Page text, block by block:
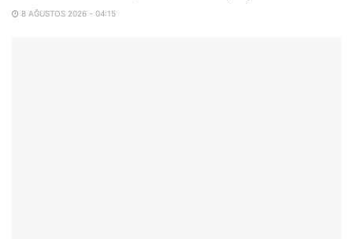
8 AĞUSTOS 2026 - 04:15